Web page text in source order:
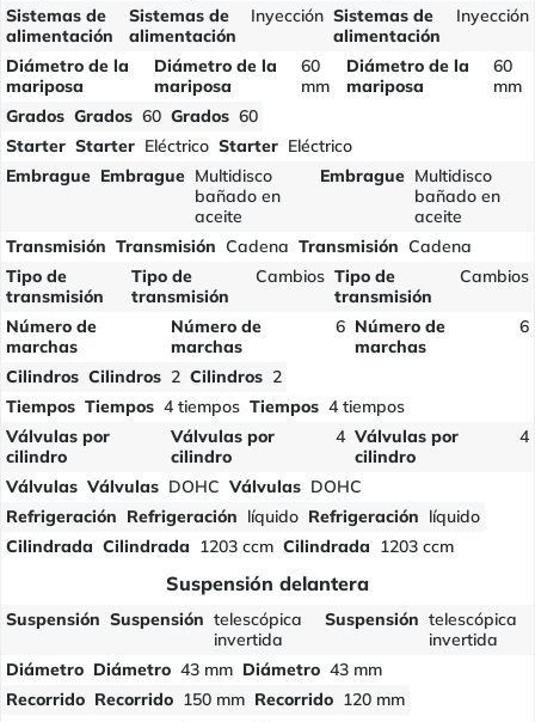
Sistemas de
alimentación
Sistemas de
alimentación
Inyección Sistemas de
alimentación
Inyección
Diámetro de la
mariposa
Diámetro de la
mariposa
60
mm
Diámetro de la
mariposa
60
mm
Grados Grados 60 Grados 60
Starter Starter Eléctrico Starter Eléctrico
Embrague Embrague Multidisco
bañado en
aceite
Embrague Multidisco
bañado en
aceite
Transmisión Transmisión Cadena Transmisión Cadena
Tipo de
transmisión
Tipo de
transmisión
Cambios Tipo de
transmisión
Cambios
Número de
marchas
Número de
marchas
6 Número de
marchas
6
Cilindros Cilindros 2 Cilindros 2
Tiempos Tiempos 4 tiempos Tiempos 4 tiempos
Válvulas por
cilindro
Válvulas por
cilindro
4 Válvulas por
cilindro
4
Válvulas Válvulas DOHC Válvulas DOHC
Refrigeración Refrigeración líquido Refrigeración líquido
Cilindrada Cilindrada 1203 ccm Cilindrada 1203 ccm
Suspensión delantera
Suspensión Suspensión telescópica
invertida
Suspensión telescópica
invertida
Diámetro Diámetro 43 mm Diámetro 43 mm
Recorrido Recorrido 150 mm Recorrido 120 mm